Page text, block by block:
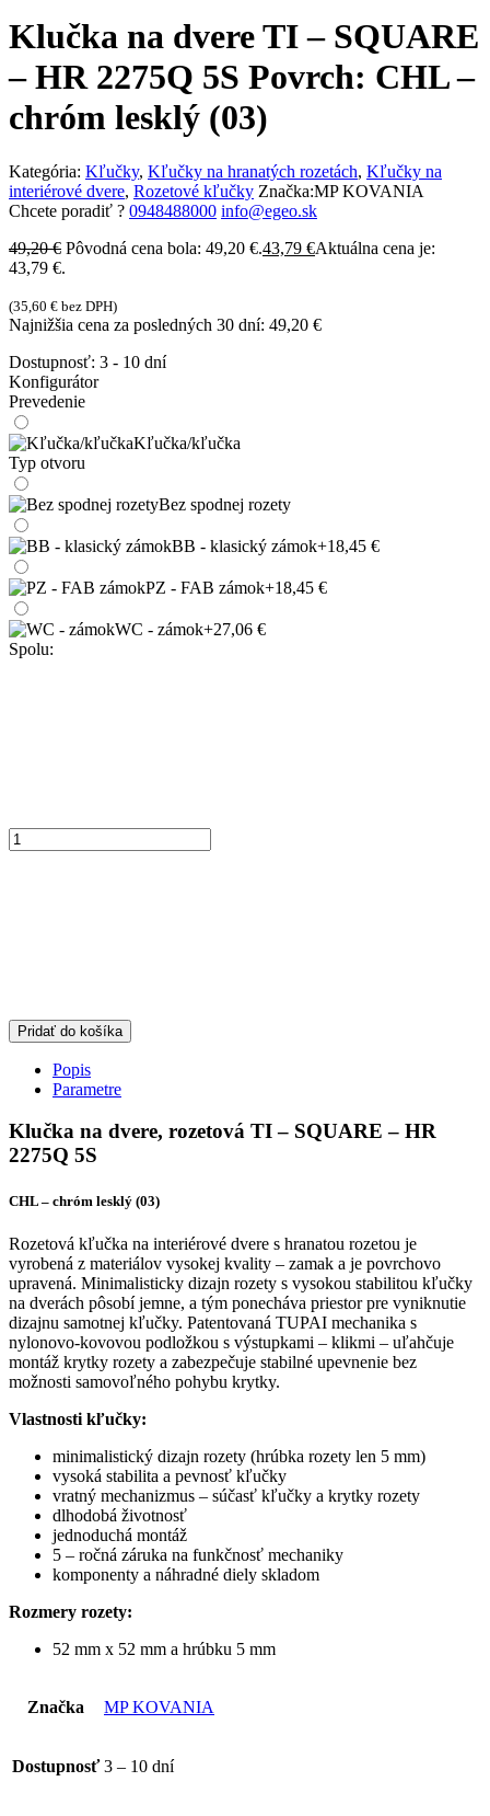
Klučka na dvere TI – SQUARE
– HR 2275Q 5S Povrch: CHL –
chróm lesklý (03)
Kategória: Kľučky, Kľučky na hranatých rozetách, Kľučky na
interiérové dvere, Rozetové kľučky Značka:MP KOVANIA
Chcete poradiť ? 0948488000 info@egeo.sk
49,20€ Pôvodná cena bola: 49,20 €.43,79 €Aktuálna cena je:
43,79 €.
(35,60 € bez DPH)
Najnižšia cena za posledných 30 dní: 49,20 €
Dostupnosť: 3 - 10 dní
Konfigurátor
Prevedenie
Kľučka/kľučka
Typ otvoru
Bez spodnej rozety
BB - klasický zámok+18,45 €
PZ - FAB zámok+18,45 €
WC - zámok+27,06 €
Spolu:
Pridať do košíka
Popis
Parametre
Klučka na dvere, rozetová TI – SQUARE – HR
2275Q 5S
CHL – chróm lesklý (03)
Rozetová kľučka na interiérové dvere s hranatou rozetou je
vyrobená z materiálov vysokej kvality – zamak a je povrchovo
upravená. Minimalisticky dizajn rozety s vysokou stabilitou kľučky
na dverách pôsobí jemne, a tým ponecháva priestor pre vyniknutie
dizajnu samotnej kľučky. Patentovaná TUPAI mechanika s
nylonovo-kovovou podložkou s výstupkami – klikmi – uľahčuje
montáž krytky rozety a zabezpečuje stabilné upevnenie bez
možnosti samovoľného pohybu krytky.
Vlastnosti kľučky:
minimalistický dizajn rozety (hrúbka rozety len 5 mm)
vysoká stabilita a pevnosť kľučky
vratný mechanizmus – súčasť kľučky a krytky rozety
dlhodobá životnosť
jednoduchá montáž
5 – ročná záruka na funkčnosť mechaniky
komponenty a náhradné diely skladom
Rozmery rozety:
52 mm x 52 mm a hrúbku 5 mm
Značka MP KOVANIA
Dostupnosť 3 – 10 dní